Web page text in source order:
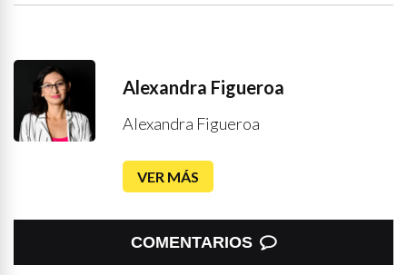
Alexandra Figueroa
Alexandra Figueroa
VER MÁS
COMENTARIOS